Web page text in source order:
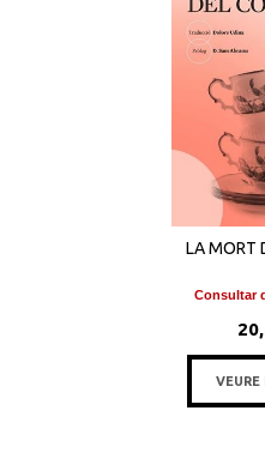
LA MORT
Consultar
VEURE